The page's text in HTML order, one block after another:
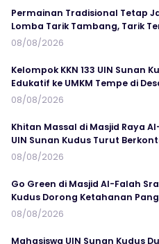
Permainan Tradisional Tetap
Lomba Tarik Tambang, Tarik
08/08/2026
Kelompok KKN 133 UIN Sunan
Edukatif ke UMKM Tempe di
08/08/2026
Khitan Massal di Masjid Raya
UIN Sunan Kudus Turut
08/08/2026
Go Green di Masjid Al-Falah
Kudus Dorong Ketahanan
08/08/2026
Mahasiswa UIN Sunan Kudus